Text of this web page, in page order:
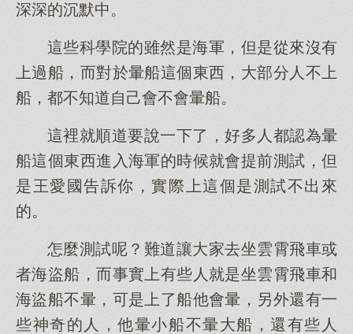
深深的沉默中。
這些科學院的雖然是海軍，但是從來沒有
上過船，而對於暈船這個東西，大部分人不上
船，都不知道自己會不會暈船。
這裡就順道要說一下了，好多人都認為暈
船這個東西進入海軍的時候就會提前測試，但
是王愛國告訴你，實際上這個是測試不出來
的。
怎麼測試呢？難道讓大家去坐雲霄飛車或
者海盜船，而事實上有些人就是坐雲霄飛車和
海盜船不暈，可是上了船他會暈，另外還有一
些神奇的人，他暈小船不暈大船，還有些人